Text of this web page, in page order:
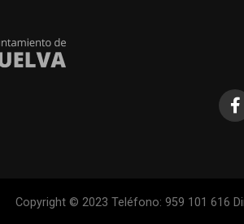
Copyright © 2023 Teléfono: 959 101 616